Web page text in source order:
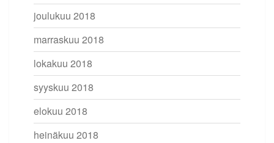
joulukuu 2018
marraskuu 2018
lokakuu 2018
syyskuu 2018
elokuu 2018
heinäkuu 2018